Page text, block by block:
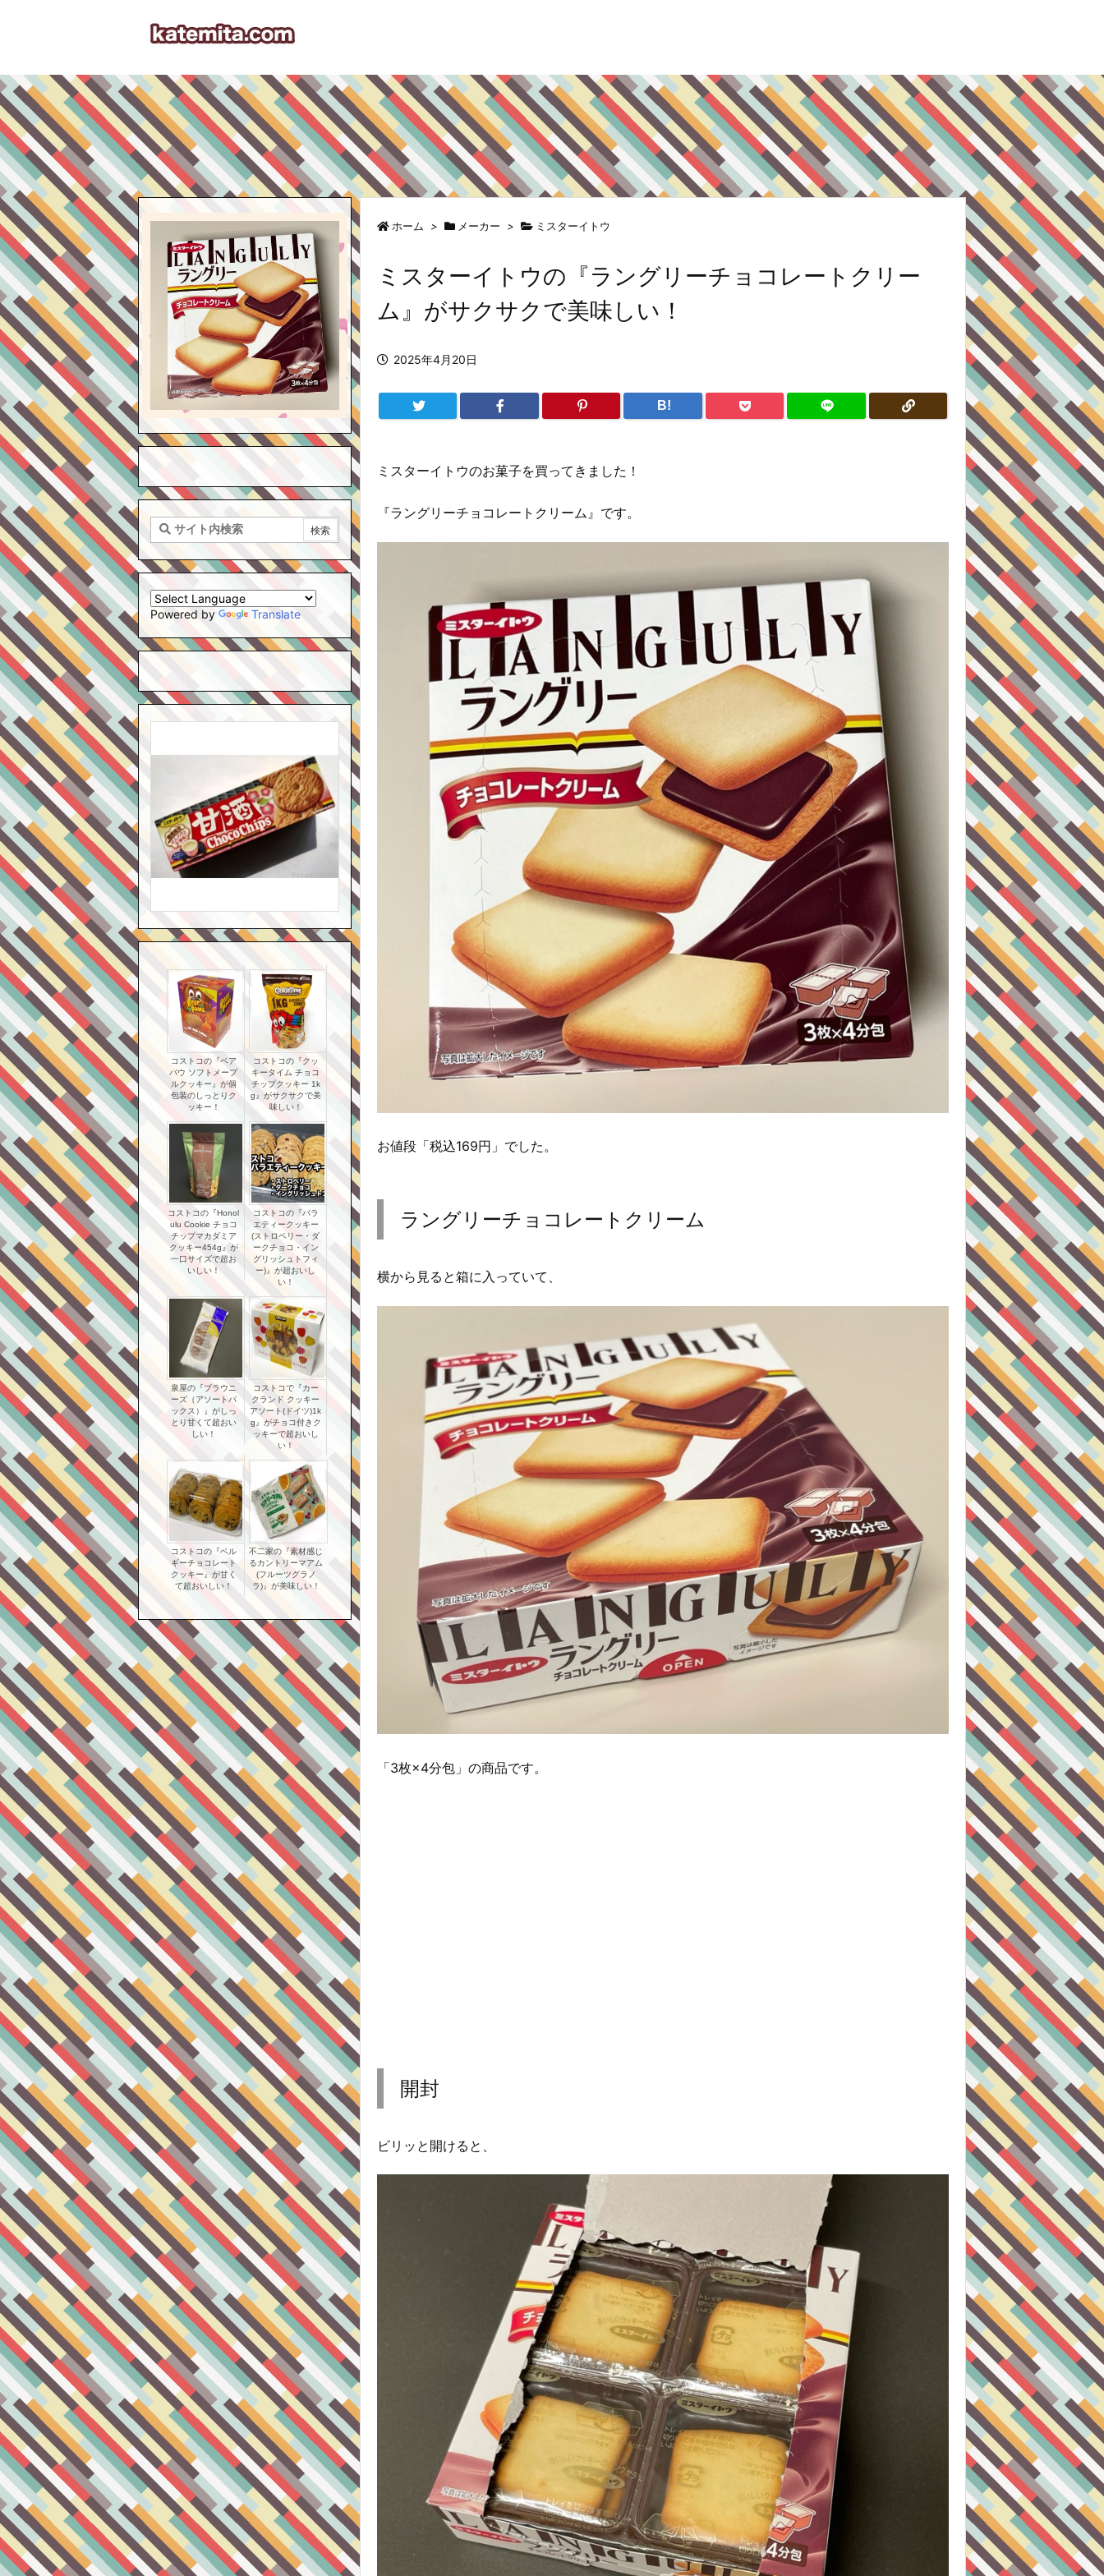
ホーム > メーカー > ミスターイトウ
ミスターイトウの『ラングリーチョコレートクリー
ム』がサクサクで美味しい！
2025年4月20日
B!
ミスターイトウのお菓子を買ってきました！
『ラングリーチョコレートクリーム』です。
お値段「税込169円」でした。
ラングリーチョコレートクリーム
横から見ると箱に入っていて、
「3枚×4分包」の商品です。
開封
ビリッと開けると、
Powered by Translate
コストコの『ベア
パウ ソフトメープ
ルクッキー』が個
包装のしっとりク
ッキー！
コストコの『クッ
キータイム チョコ
チップクッキー 1k
g』がサクサクで美
味しい！
コストコの『Honol
ulu Cookie チョコ
チップマカダミア
クッキー454g』が
一口サイズで超お
いしい！
コストコの『バラ
エティークッキー
(ストロベリー・ダ
ークチョコ・イン
グリッシュトフィ
ー)』が超おいし
い！
泉屋の『ブラウニ
ーズ（アソートパ
ックス）』がしっ
とり甘くて超おい
しい！
コストコで『カー
クランド クッキー
アソート(ドイツ)1k
g』がチョコ付きク
ッキーで超おいし
い！
コストコの『ベル
ギーチョコレート
クッキー』が甘く
て超おいしい！
不二家の『素材感じ
るカントリーマアム
(フルーツグラノ
ラ)』が美味しい！